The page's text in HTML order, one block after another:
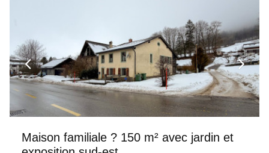
Maison familiale ? 150 m² avec jardin et